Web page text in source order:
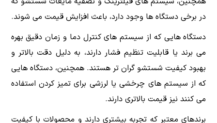
در برخی دستگاه ها وجود دارد، باعث افزایش قیمت می شوند.
دستگاه هایی که از سیستم های کنترل دما و زمان دقیق بهره
می برند یا قابلیت تنظیم فشار دارند، به دلیل دقت بالاتر و
بهبود کیفیت شستشو گران تر هستند. همچنین، دستگاه هایی
که از سیستم های چرخشی یا لرزشی برای تمیز کردن استفاده
می کنند نیز قیمت بالاتری دارند.
برندهای معتبر که تجربه بیشتری دارند و محصولات با کیفیت